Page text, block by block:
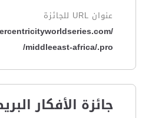
عنوان URL للجائزة
middleeast-africa/.pro/
جائزة الأفكار